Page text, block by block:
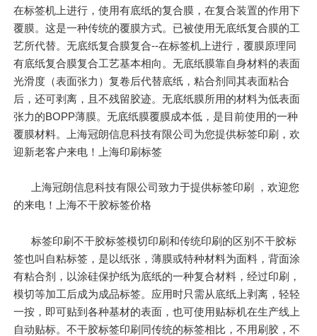
在标签机上进行，使用有底纸的复合膜，在复合装置的作用下
覆膜。这是一种传统的覆膜方式。已被使用无底纸复合膜的工
艺所代替。无底纸复合膜复合--在标签机上进行，覆膜原理同
有底纸复合膜复合工艺基本相向。无底纸膜靠自身材料的表面
光滑度（表面张力）复卷后代替底纸，粘合剂同其表面粘合
后，还可剥离，且不残留胶迹。无底纸膜所用的材料为低表面
张力的BOPP薄膜。无底纸膜覆膜成本低，是目前使用的一种
覆膜材料。上海冠朗信息科技有限公司为您提供标签印刷，欢
迎新老客户来电！上海印刷标签
上海冠朗信息科技有限公司致力于提供标签印刷 ，欢迎您
的来电！上海不干胶标签价格
标签印刷不干胶标签模切印刷和传统印刷的区别不干胶标
签也叫自粘标签，是以纸张，薄膜或特种材料为面料，背面涂
有粘合剂，以涂硅保护纸为底纸的一种复合材料，经过印刷，
模切等加工后成为成品标签。应用时只需从底纸上剥离，轻轻
一按，即可贴到各种基材的表面，也可使用贴标机在生产线上
自动贴标。不干胶标签印刷同传统的标签相比，不用刷胶，不